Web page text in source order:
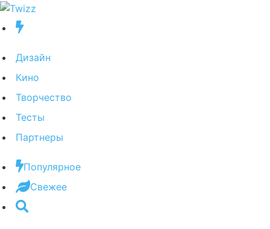
Дизайн
Кино
Творчество
Тесты
Партнеры
Популярное
Свежее